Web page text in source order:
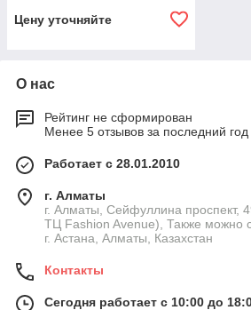
Цену уточняйте
О нас
Рейтинг не сформирован
Менее 5 отзывов за последний год
Работает с 28.01.2010
г. Алматы
г. Алматы, Сейфуллина проспект,
ТЦ Fashion Avenue), Также можно
г. Астана, Алматы, Казахстан
Контакты
Сегодня работает с 10:00 до